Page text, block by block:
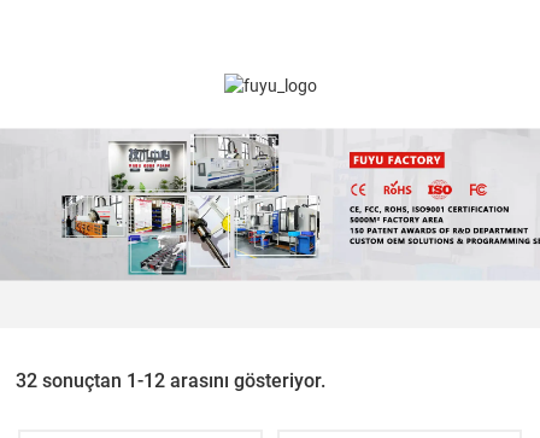
32 sonuçtan 1-12 arasını gösteriyor.